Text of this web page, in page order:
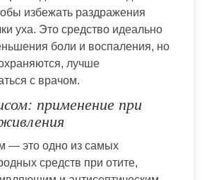
избежать раздражения
уха. Это средство идеально
боли и воспаления, но
лучше
с врачом.
применение при
— это одно из самых
средств при отите,